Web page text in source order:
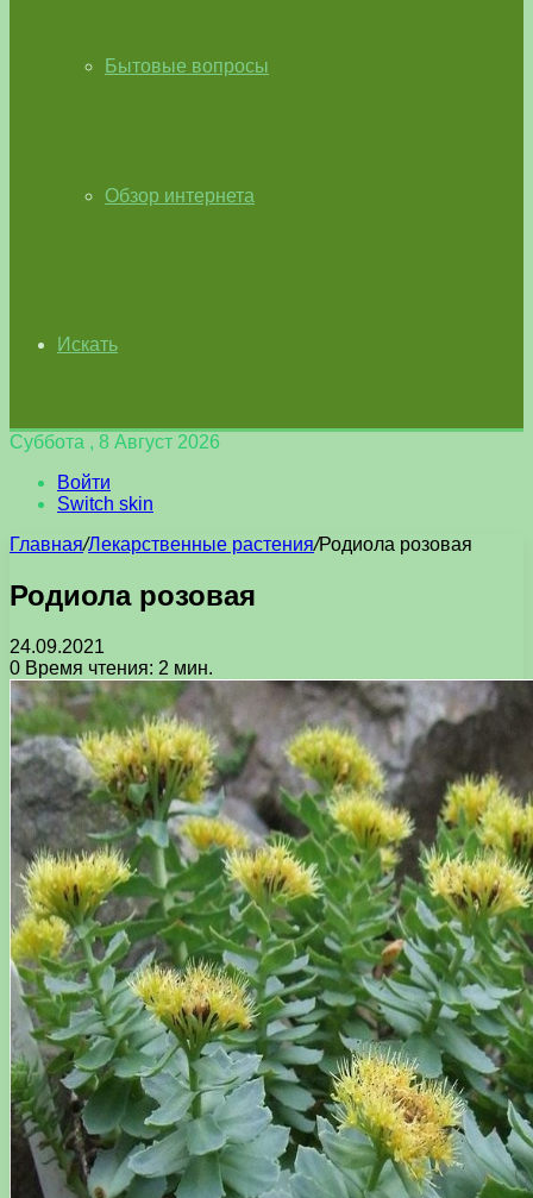
Бытовые вопросы
Обзор интернета
Искать
Суббота , 8 Август 2026
Войти
Switch skin
Главная/Лекарственные растения/Родиола розовая
Родиола розовая
24.09.2021
0 Время чтения: 2 мин.